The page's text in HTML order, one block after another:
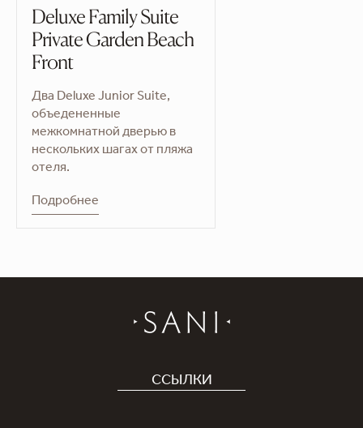
Deluxe Family Suite
Private Garden Beach
Front
Два Deluxe Junior Suite,
объедененные
межкомнатной дверью в
нескольких шагах от пляжа
отеля.
Подробнее
ССЫЛКИ